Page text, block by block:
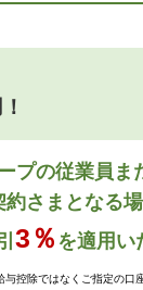
プの従業員ま
約さまとなる
3％ を適用い
控除ではなくご指定の口